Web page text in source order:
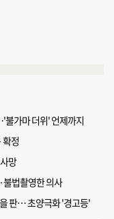
불가마 더위' 언제까지
확정
망
법촬영한 의사
판… 초양극화 '경고등'